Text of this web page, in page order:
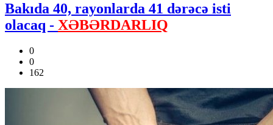
Bakıda 40, rayonlarda 41 dərəcə isti
olacaq - XƏBƏRDARLIQ
0
0
162